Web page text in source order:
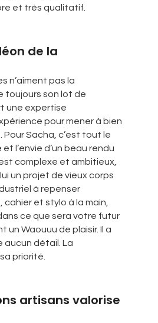
et très qualitatif.
de la
n’aiment pas la
toujours son lot de
une expertise
pour mener à bien
Sacha, c’est tout le
l’envie d’un beau rendu
complexe et ambitieux,
un projet de vieux corps
à repenser
et stylo à la main,
ce que sera votre futur
un Waouuu de plaisir. Il a
aucun détail. La
priorité.
artisans valorise